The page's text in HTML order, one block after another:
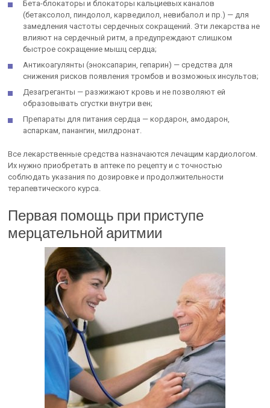
Бета-блокаторы и блокаторы кальциевых каналов
(бетаксолол, пиндолол, карведилол, невибалол и пр.) — для
замедления частоты сердечных сокращений. Эти лекарства не
влияют на сердечный ритм, а предупреждают слишком
быстрое сокращение мышц сердца;
Антикоагулянты (эноксапарин, гепарин) — средства для
снижения рисков появления тромбов и возможных инсультов;
Дезагреганты — разжижают кровь и не позволяют ей
образовывать сгустки внутри вен;
Препараты для питания сердца — кордарон, амодарон,
аспаркам, панангин, милдронат.
Все лекарственные средства назначаются лечащим кардиологом.
Их нужно приобретать в аптеке по рецепту и с точностью
соблюдать указания по дозировке и продолжительности
терапевтического курса.
Первая помощь при приступе
мерцательной аритмии